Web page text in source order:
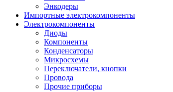
Энкодеры
Импортные электрокомпоненты
Электрокомпоненты
Диоды
Компоненты
Конденсаторы
Микросхемы
Переключатели, кнопки
Провода
Прочие приборы